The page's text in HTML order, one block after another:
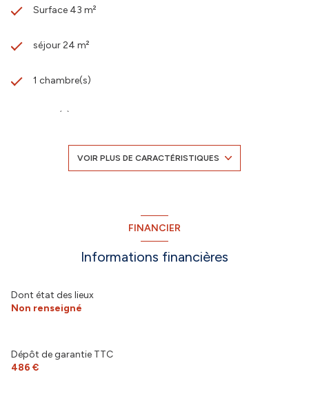
Surface 43 m²
séjour 24 m²
1 chambre(s)
1 salle(s) de bain
ascenseur
terrasse
VOIR PLUS DE CARACTÉRISTIQUES
FINANCIER
Informations financières
Dont état des lieux
Non renseigné
Dépôt de garantie TTC
486 €